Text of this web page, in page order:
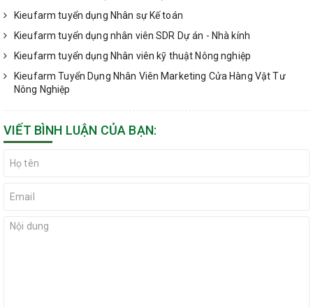
Kieufarm tuyển dụng Nhân sự Kế toán
Kieufarm tuyển dụng nhân viên SDR Dự án - Nhà kính
Kieufarm tuyển dụng Nhân viên kỹ thuật Nông nghiệp
Kieufarm Tuyển Dụng Nhân Viên Marketing Cửa Hàng Vật Tư
Nông Nghiệp
VIẾT BÌNH LUẬN CỦA BẠN: